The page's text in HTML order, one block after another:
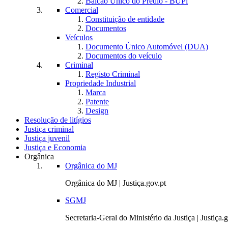
Comercial
Constituição de entidade
Documentos
Veículos
Documento Único Automóvel (DUA)
Documentos do veículo
Criminal
Registo Criminal
Propriedade Industrial
Marca
Patente
Design
Resolução de litígios
Justiça criminal
Justiça juvenil
Justiça e Economia
Orgânica
Orgânica do MJ
Orgânica do MJ | Justiça.gov.pt
SGMJ
Secretaria-Geral do Ministério da Justiça |